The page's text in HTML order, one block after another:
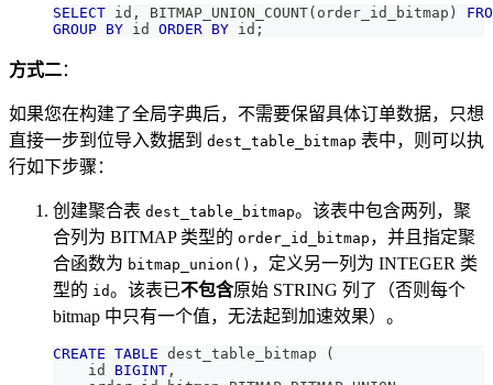
SELECT id , BITMAP_UNION_COUNT( order_id_bitmap )
GROUP BY id ORDER BY id ;
方式二：
如果您在构建了全局字典后，不需要保留具体订单数据，只想
直接一步到位导入数据到 dest_table_bitmap 表中，则可以执
行如下步骤：
创建聚合表 dest_table_bitmap。该表中包含两列，聚
合列为 BITMAP 类型的 order_id_bitmap ，并且指定聚
合函数为 bitmap_union() ，定义另一列为 INTEGER 类
型的 id。该表已不包含原始 STRING 列了（否则每个
bitmap 中只有一个值，无法起到加速效果）。
CREATE TABLE dest_table_bitmap
(
    id
BIGINT ,